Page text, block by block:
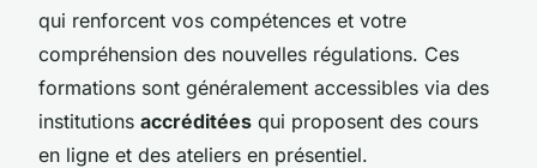
qui renforcent vos compétences et votre
compréhension des nouvelles régulations. Ces
formations sont généralement accessibles via des
institutions accréditées qui proposent des cours
en ligne et des ateliers en présentiel.